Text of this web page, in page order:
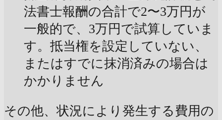
法書士報酬の合計で2〜3万円が
一般的で、3万円で試算していま
す。抵当権を設定していない、
またはすでに抹消済みの場合は
かかりません
その他、状況により発生する費用の